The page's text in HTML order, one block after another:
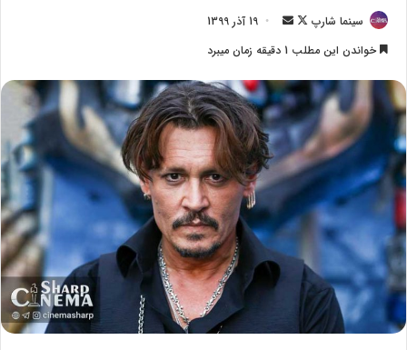
سینما شارپ
F
l
o
w
o
n
X
ا
ل
ا
ی
م
ی
ل
19 آذر 1399
خواندن این مطلب 1 دقیقه زمان میبرد